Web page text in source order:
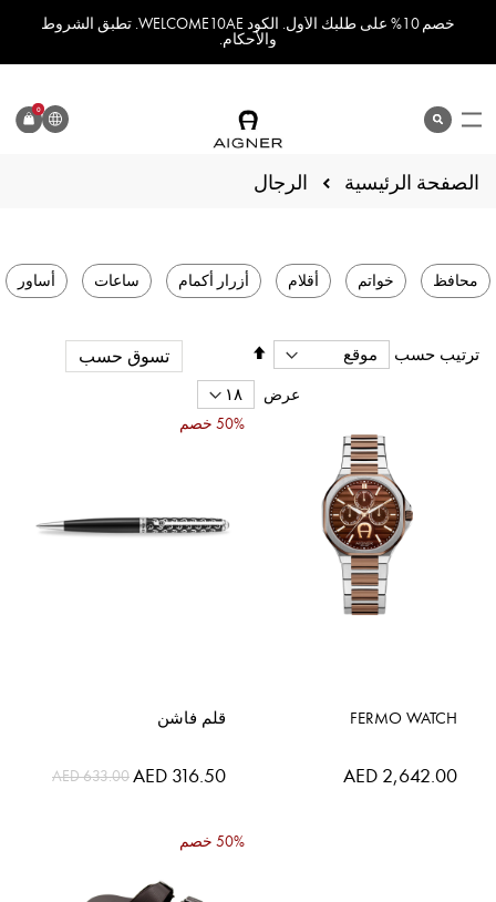
خصم 10% على طلبك الأول. الكود WELCOME10AE. تطبق الشروط
والأحكام.
search
0المنتج
اللغة
الصفحة الرئيسية الرجال
محافظ خواتم أقلام أزرار أكمام ساعات أساور
ترتيب حسب
تحديد
التنازلي
عرض
FERMO WATCH
AED 2,642.00
50% خصم
قلم فاشن
السعر
الخاص
AED 316.50
AED 633.00
50% خصم
تسوق حسب